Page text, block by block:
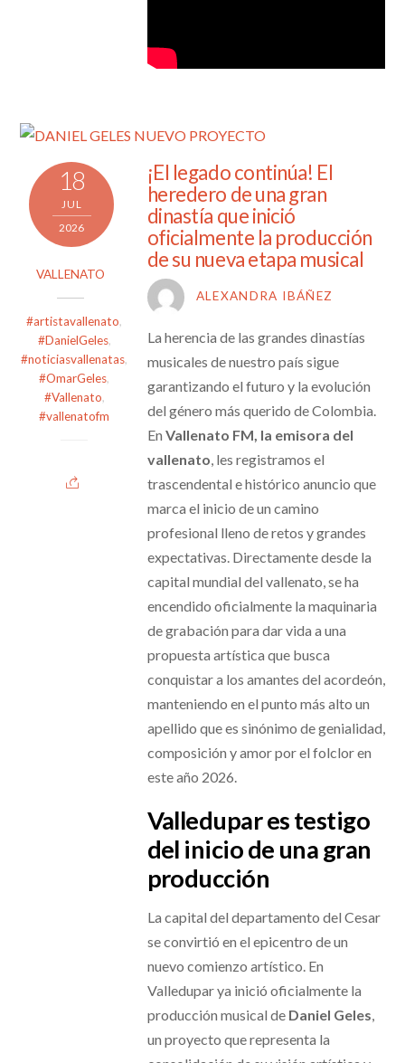
18
JUL
2026
VALLENATO
#artistavallenato,
#DanielGeles,
#noticiasvallenatas,
#OmarGeles,
#Vallenato,
#vallenatofm
¡El legado continúa! El
heredero de una gran
dinastía que inició
oficialmente la producción
de su nueva etapa musical
ALEXANDRA IBÁÑEZ
La herencia de las grandes dinastías
musicales de nuestro país sigue
garantizando el futuro y la evolución
del género más querido de Colombia.
En Vallenato FM, la emisora del
vallenato , les registramos el
trascendental e histórico anuncio que
marca el inicio de un camino
profesional lleno de retos y grandes
expectativas. Directamente desde la
capital mundial del vallenato, se ha
encendido oficialmente la maquinaria
de grabación para dar vida a una
propuesta artística que busca
conquistar a los amantes del acordeón,
manteniendo en el punto más alto un
apellido que es sinónimo de genialidad,
composición y amor por el folclor en
este año 2026.
Valledupar es testigo
del inicio de una gran
producción
La capital del departamento del Cesar
se convirtió en el epicentro de un
nuevo comienzo artístico. En
Valledupar ya inició oficialmente la
producción musical de Daniel Geles,
un proyecto que representa la